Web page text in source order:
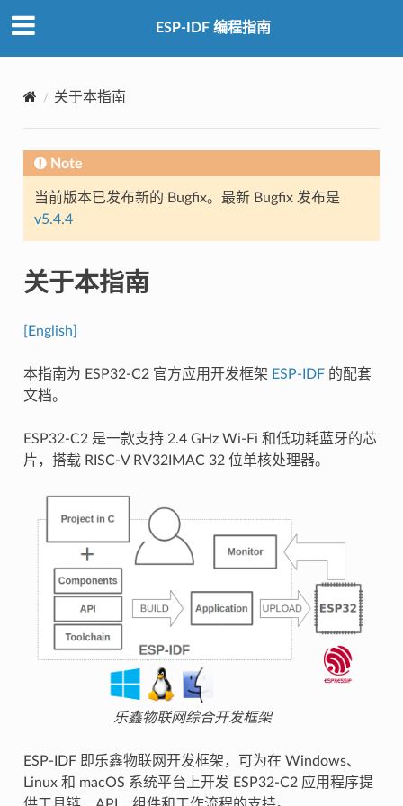
ESP-IDF 编程指南
关于本指南
Note
当前版本已发布新的 Bugfix。最新 Bugfix 发布是
v5.4.4
关于本指南
[English]
本指南为 ESP32-C2 官方应用开发框架 ESP-IDF的配套
文档。
ESP32-C2 是一款支持 2.4 GHz Wi-Fi 和低功耗蓝牙的芯
片，搭载 RISC-V RV32IMAC 32 位单核处理器。
乐鑫物联网综合开发框架
ESP-IDF 即乐鑫物联网开发框架，可为在 Windows、
Linux 和 macOS 系统平台上开发 ESP32-C2 应用程序提